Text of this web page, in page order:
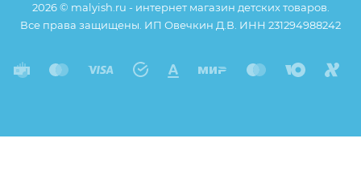
2026 © malyish.ru - интернет магазин детских товаров.
Все права защищены. ИП Овечкин Д.В. ИНН 231294988242